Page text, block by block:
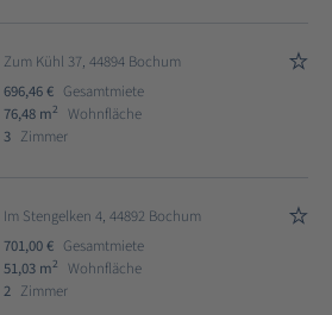
Zum Kühl 37, 44894 Bochum
696,46 € Gesamtmiete
76,48 m2
Wohnfläche
3 Zimmer
Im Stengelken 4, 44892 Bochum
701,00 € Gesamtmiete
51,03 m2
Wohnfläche
2 Zimmer